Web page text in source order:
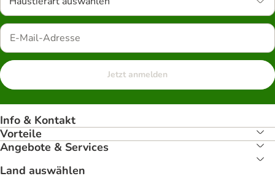
Jetzt anmelden
Info & Kontakt
Vorteile
Angebote & Services
Land auswählen